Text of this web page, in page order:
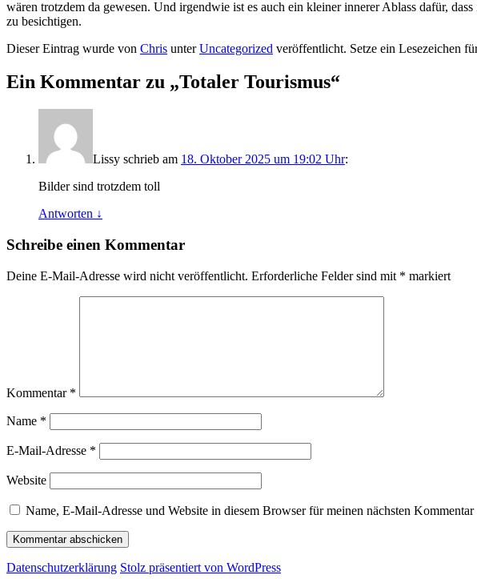
wären trotzdem da gewesen. Und irgendwie ist es auch ein kleiner innerer Ablass dafür,
zu besichtigen.
Dieser Eintrag wurde von Chris unterUncategorized veröffentlicht. Setze ein Lesezeichen
Ein Kommentar zu „Totaler Tourismus“
Lissy schrieb am 18. Oktober 2025 um 19:02 Uhr:
Bilder sind trotzdem toll
Antworten ↓
Schreibe einen Kommentar
Deine E-Mail-Adresse wird nicht veröffentlicht. Erforderliche Felder sind mit * markiert
Kommentar *
Name *
E-Mail-Adresse *
Website
Name, E-Mail-Adresse und Website in diesem Browser für meinen nächsten Kommentar
Datenschutz­erklärung Stolz präsentiert von WordPress